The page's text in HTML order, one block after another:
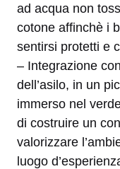
ad acqua non
cotone affinchè i
sentirsi protetti e
– Integrazione
dell’asilo, in un
immerso nel
di costruire un
valorizzare
luogo